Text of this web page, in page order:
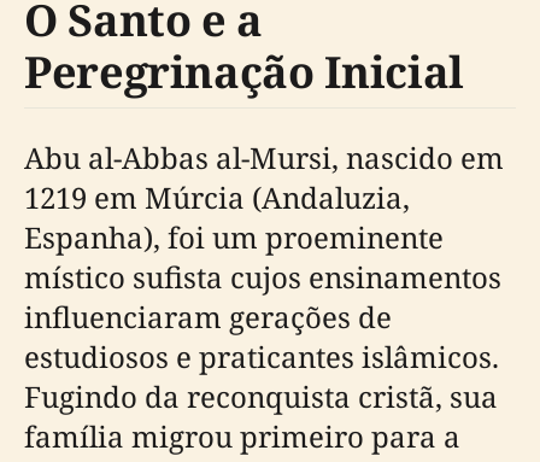
O Santo e a
Peregrinação Inicial
Abu al-Abbas al-Mursi, nascido em
1219 em Múrcia (Andaluzia,
Espanha), foi um proeminente
místico sufista cujos ensinamentos
influenciaram gerações de
estudiosos e praticantes islâmicos.
Fugindo da reconquista cristã, sua
família migrou primeiro para a